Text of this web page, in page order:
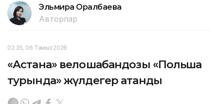
Эльмира Оралбаева
Авторлар
02:35, 06 Тамыз 2026
«Астана» велошабандозы «Польша
турында» жүлдегер атанды